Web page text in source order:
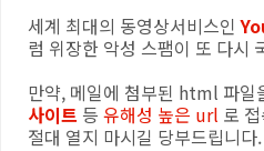
세계 최대의 동영상서비스인
럼 위장한 악성 스팸이 또 다시
만약, 메일에 첨부된 html 파일
사이트 등 유해성 높은 url 로
절대 열지 마시길 당부드립니다.